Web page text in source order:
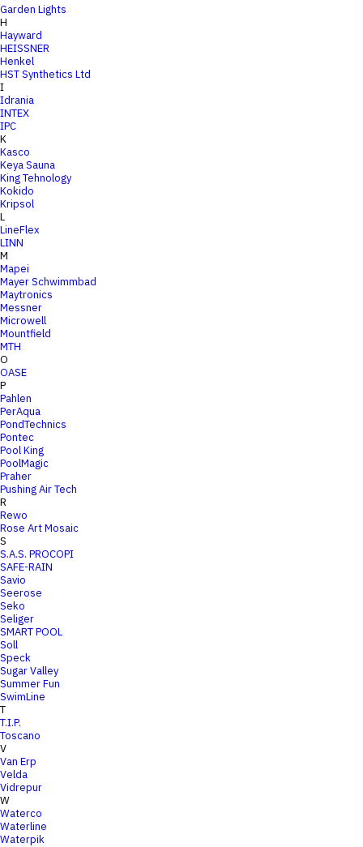
Garden Lights
H
Hayward
HEISSNER
Henkel
HST Synthetics Ltd
I
Idrania
INTEX
IPC
K
Kasco
Keya Sauna
King Tehnology
Kokido
Kripsol
L
LineFlex
LINN
M
Mapei
Mayer Schwimmbad
Maytronics
Messner
Microwell
Mountfield
MTH
O
OASE
P
Pahlen
PerAqua
PondTechnics
Pontec
Pool King
PoolMagic
Praher
Pushing Air Tech
R
Rewo
Rose Art Mosaic
S
S.A.S. PROCOPI
SAFE-RAIN
Savio
Seerose
Seko
Seliger
SMART POOL
Soll
Speck
Sugar Valley
Summer Fun
SwimLine
T
T.I.P.
Toscano
V
Van Erp
Velda
Vidrepur
W
Waterco
Waterline
Waterpik